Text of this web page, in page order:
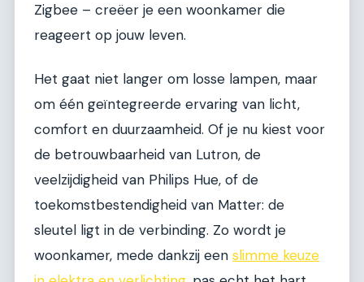
Zigbee – creëer je een woonkamer die
reageert op jouw leven.
Het gaat niet langer om losse lampen, maar
om één geïntegreerde ervaring van licht,
comfort en duurzaamheid. Of je nu kiest voor
de betrouwbaarheid van Lutron, de
veelzijdigheid van Philips Hue, of de
toekomstbestendigheid van Matter: de
sleutel ligt in de verbinding. Zo wordt je
woonkamer, mede dankzij een slimme keuze